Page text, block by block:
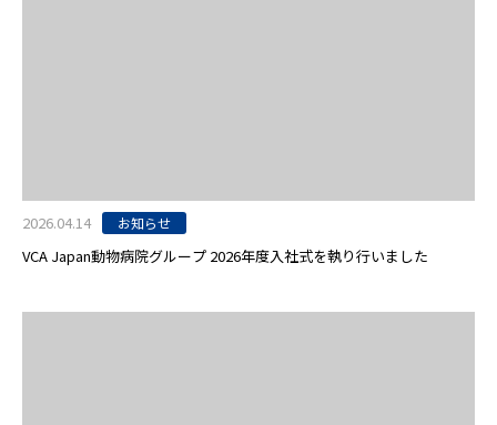
2026.04.14 お知らせ
VCA Japan動物病院グループ 2026年度入社式を執り行いました